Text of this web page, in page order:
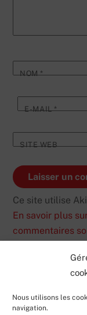
Nous utilisons les
navigation.
NOM*
E-MAIL*
SITE WEB
Ce site utilise
En savoir plus
commentaires